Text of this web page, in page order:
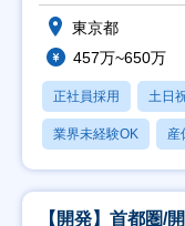
東京都
457万~650万
正社員採用 土日
業界未経験OK 産
【開発】首都圏/